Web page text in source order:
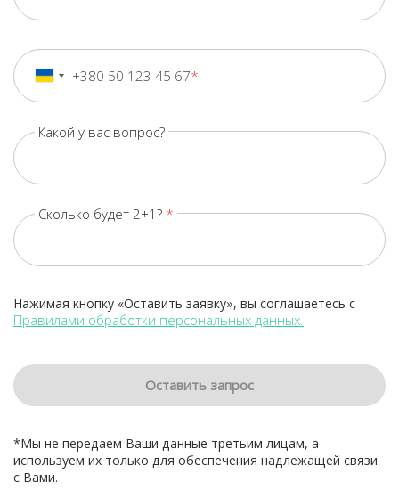
Ukraine+380
+380 50 123 45 67
Какой у вас вопрос?
Сколько будет 2+1?
Нажимая кнопку «Оставить заявку», вы соглашаетесь с
Правилами обработки персональных данных.
Оставить запрос
*Мы не передаем Ваши данные третьим лицам, а
используем их только для обеспечения надлежащей связи
с Вами.